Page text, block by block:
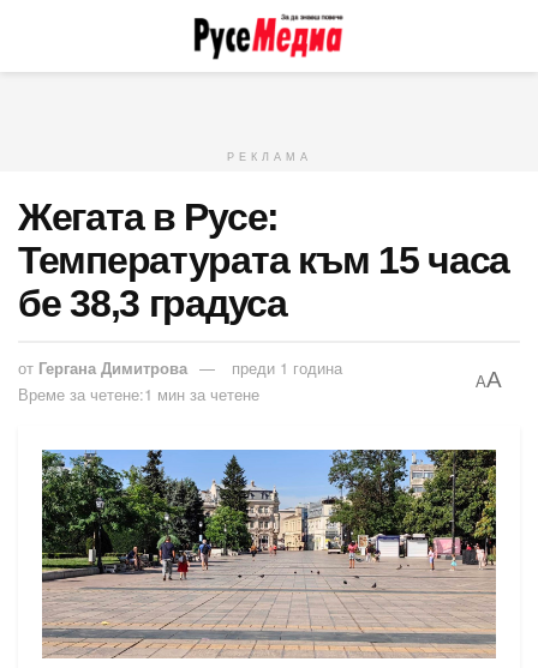
РЕКЛАМА
Жегата в Русе:
Температурата към 15 часа
бе 38,3 градуса
от Гергана Димитрова
преди 1 година
Време за четене:1 мин за четене
AA